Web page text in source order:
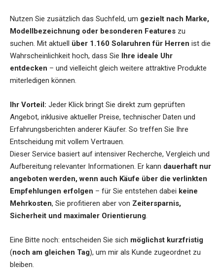
Nutzen Sie zusätzlich das Suchfeld, um gezielt nach Marke,
Modellbezeichnung oder besonderen Features zu
suchen. Mit aktuell über 1.160 Solaruhren für Herren ist die
Wahrscheinlichkeit hoch, dass Sie Ihre ideale Uhr
entdecken – und vielleicht gleich weitere attraktive Produkte
miterledigen können.
Ihr Vorteil: Jeder Klick bringt Sie direkt zum geprüften
Angebot, inklusive aktueller Preise, technischer Daten und
Erfahrungsberichten anderer Käufer. So treffen Sie Ihre
Entscheidung mit vollem Vertrauen.
Dieser Service basiert auf intensiver Recherche, Vergleich und
Aufbereitung relevanter Informationen. Er kann dauerhaft nur
angeboten werden, wenn auch Käufe über die verlinkten
Empfehlungen erfolgen – für Sie entstehen dabei keine
Mehrkosten, Sie profitieren aber von Zeitersparnis,
Sicherheit und maximaler Orientierung.
Eine Bitte noch: entscheiden Sie sich möglichst kurzfristig
(noch am gleichen Tag), um mir als Kunde zugeordnet zu
bleiben.